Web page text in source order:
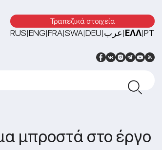
Τραπεζικά στοιχεία
RUS|ENG|FRA|SWA|DEU|عرب|ΕΛΛ|PT
μπροστά στο έργο